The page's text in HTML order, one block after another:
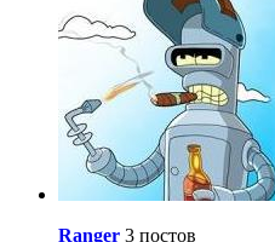
Ranger 3 постов